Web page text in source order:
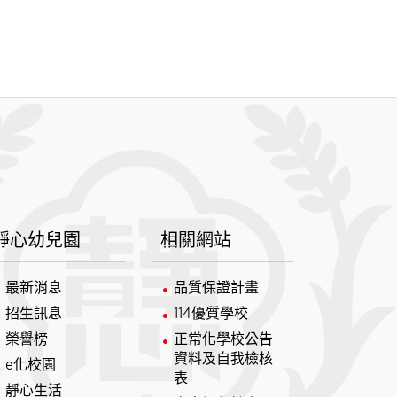
心幼兒園
最新消息
招生訊息
榮譽榜
e化校園
靜心生活
相關網站
品質保證計畫
114優質學校
正常化學校公告
資料及自我檢核
表